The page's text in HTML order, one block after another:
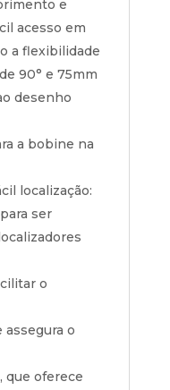
e
acesso em
a flexibilidade
90° e 75mm
desenho
a bobine na
localização:
ser
o
o
, que oferece